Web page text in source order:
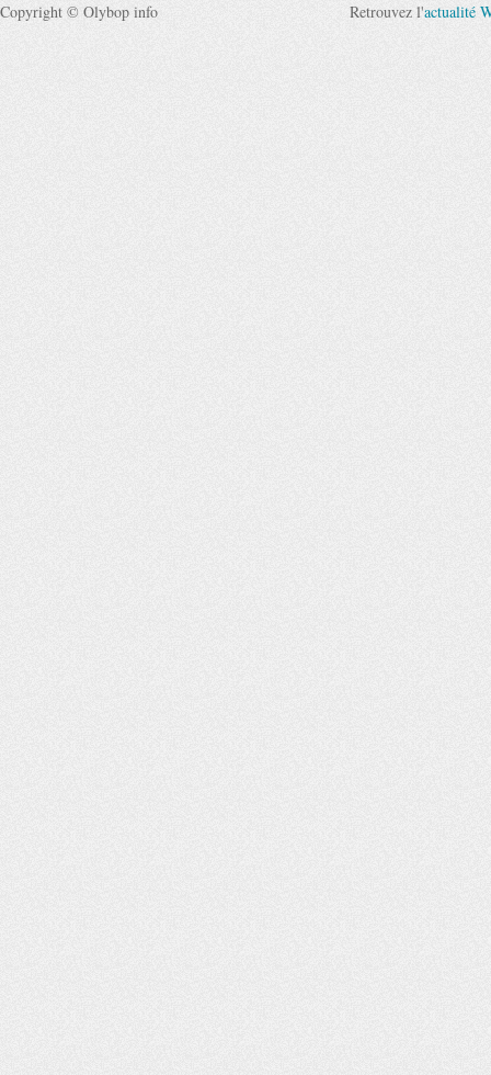
Copyright © Olybop info Retrouvez l'actualité